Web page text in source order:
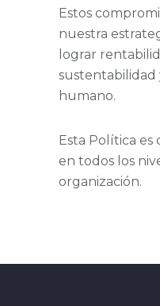
Estos
nuestra
lograr
sustentabilidad
humano.
Esta Política es
en todos los
organización.